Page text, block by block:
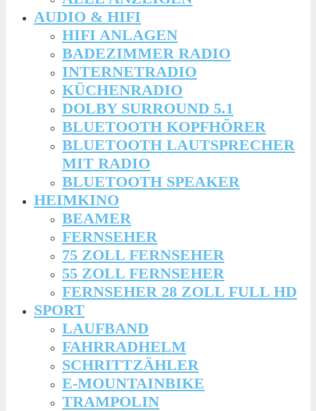
AUDIO & HIFI
HIFI ANLAGEN
BADEZIMMER RADIO
INTERNETRADIO
KÜCHENRADIO
DOLBY SURROUND 5.1
BLUETOOTH KOPFHÖRER
BLUETOOTH LAUTSPRECHER
MIT RADIO
BLUETOOTH SPEAKER
HEIMKINO
BEAMER
FERNSEHER
75 ZOLL FERNSEHER
55 ZOLL FERNSEHER
FERNSEHER 28 ZOLL FULL HD
SPORT
LAUFBAND
FAHRRADHELM
SCHRITTZÄHLER
E-MOUNTAINBIKE
TRAMPOLIN